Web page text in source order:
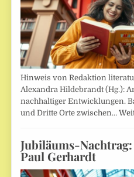
Hinweis von Redaktion
Alexandra Hildebrandt (Hg.):
nachhaltiger Entwicklungen.
und Dritte Orte zwischen…
Jubiläums-Nachtrag:
Paul Gerhardt